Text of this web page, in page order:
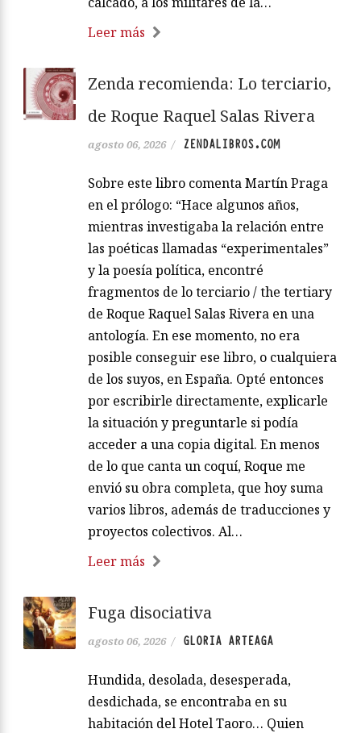
Leer más
Zenda recomienda: Lo terciario,
de Roque Raquel Salas Rivera
agosto 06, 2026 / ZENDALIBROS.COM
Sobre este libro comenta Martín Praga
en el prólogo: “Hace algunos años,
mientras investigaba la relación entre
las poéticas llamadas “experimentales”
y la poesía política, encontré
fragmentos de lo terciario / the tertiary
de Roque Raquel Salas Rivera en una
antología. En ese momento, no era
posible conseguir ese libro, o cualquiera
de los suyos, en España. Opté entonces
por escribirle directamente, explicarle
la situación y preguntarle si podía
acceder a una copia digital. En menos
de lo que canta un coquí, Roque me
envió su obra completa, que hoy suma
varios libros, además de traducciones y
proyectos colectivos. Al…
Leer más
Fuga disociativa
agosto 06, 2026 / GLORIA ARTEAGA
Hundida, desolada, desesperada,
desdichada, se encontraba en su
habitación del Hotel Taoro… Quien